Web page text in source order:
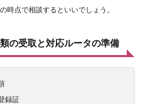
時点で相談するといいでしょう。
の受取と対応ルータの準備
録証